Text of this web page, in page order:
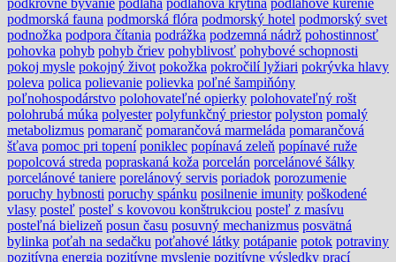
podmorská fauna podmorská flóra podmorský hotel podmorský svet
podnožka podpora čítania podrážka podzemná nádrž pohostinnosť
pohovka pohyb pohyb čriev pohyblivosť pohybové schopnosti
pokoj mysle pokojný život pokožka pokročilí lyžiari pokrývka hlavy
poleva polica polievanie polievka poľné šampiňóny
poľnohospodárstvo polohovateľné opierky polohovateľný rošt
polohrubá múka polyester polyfunkčný priestor polyston pomalý
metabolizmus pomaranč pomarančová marmeláda pomarančová
šťava pomoc pri topení poniklec popínavá zeleň popínavé ruže
popolcová streda popraskaná koža porcelán porcelánové šálky
porcelánové taniere porelánový servis poriadok porozumenie
poruchy hybnosti poruchy spánku posilnenie imunity poškodené
vlasy posteľ posteľ s kovovou konštrukciou posteľ z masívu
posteľná bielizeň posun času posuvný mechanizmus posvätná
bylinka poťah na sedačku poťahové látky potápanie potok potraviny
pozitívna energia pozitívne myslenie pozitívne výsledky prací